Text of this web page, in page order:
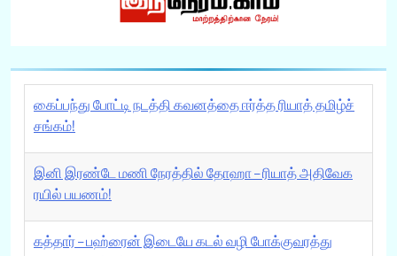
கைப்பந்து போட்டி நடத்தி கவனத்தை ஈர்த்த ரியாத் தமிழ்ச்
சங்கம்!
இனி இரண்டே மணி நேரத்தில் தோஹா – ரியாத் அதிவேக
ரயில் பயணம்!
கத்தார் – பஹ்ரைன் இடையே கடல் வழி போக்குவரத்து